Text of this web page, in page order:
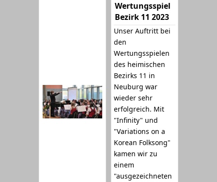
Wertungsspiel
Bezirk 11 2023
Unser Auftritt bei
den
Wertungsspielen
des heimischen
Bezirks 11 in
Neuburg war
wieder sehr
erfolgreich. Mit
"Infinity" und
"Variations on a
Korean Folksong"
kamen wir zu
einem
"ausgezeichneten